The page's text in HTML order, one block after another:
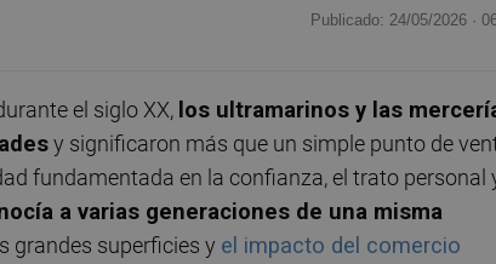
Publicado: 24/05/2026 ·
el siglo XX, los ultramarinos y las
y significaron más que un simple punto de
fundamentada en la confianza, el trato personal
a varias generaciones de una misma
grandes superficies y el impacto del comercio